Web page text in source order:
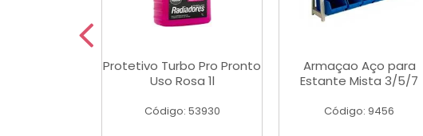
Protetivo Turbo Pro Pronto
Uso Rosa 1l
Código: 53930
Armaçao Aço para
Estante Mista 3/5/7
Código: 9456